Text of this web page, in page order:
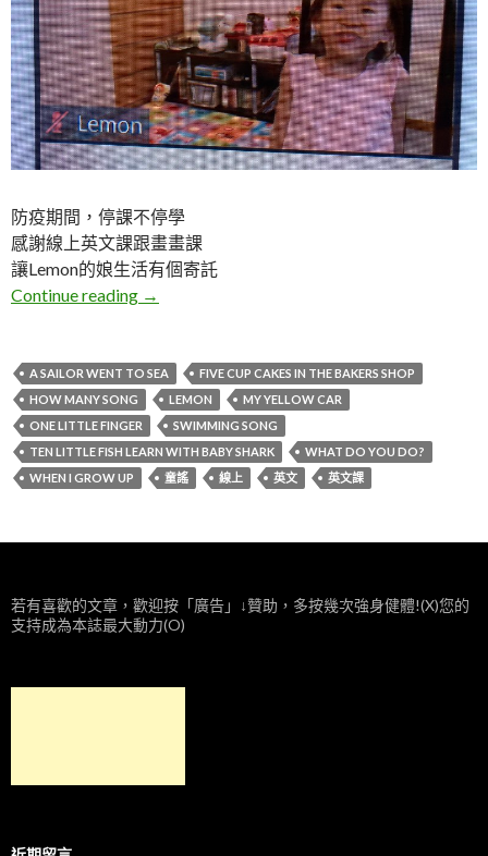
防疫期間，停課不停學
感謝線上英文課跟畫畫課
讓Lemon的娘生活有個寄託
Continue reading Lemon。線上英文課音樂存放
→
A SAILOR WENT TO SEA
FIVE CUP CAKES IN THE BAKERS SHOP
HOW MANY SONG
LEMON
MY YELLOW CAR
ONE LITTLE FINGER
SWIMMING SONG
TEN LITTLE FISH LEARN WITH BABY SHARK
WHAT DO YOU DO?
WHEN I GROW UP
童謠 線上 英文 英文課
若有喜歡的文章，歡迎按「廣告」↓贊助，多按幾次強身健體!(X)您的
支持成為本誌最大動力(O)